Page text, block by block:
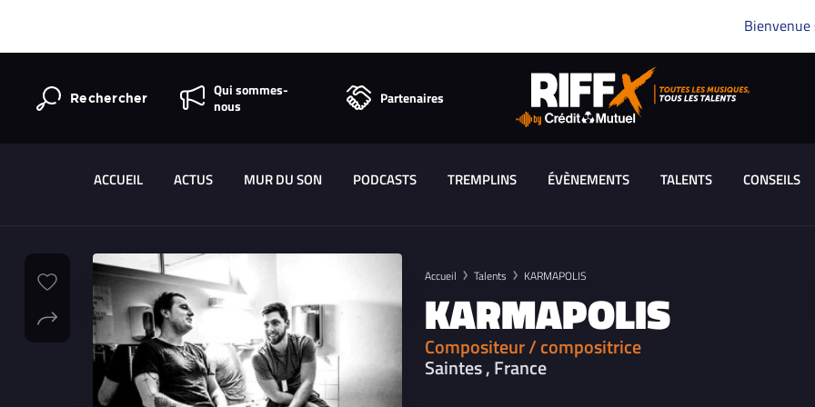
Bienvenue
Rechercher
Qui sommes-
nous
Partenaires
ACCUEIL ACTUS MUR DU SON PODCASTS TREMPLINS ÉVÈNEMENTS TALENTS CONSEILS
Accueil Talents KARMAPOLIS
KARMAPOLIS
Compositeur / compositrice
Saintes , France